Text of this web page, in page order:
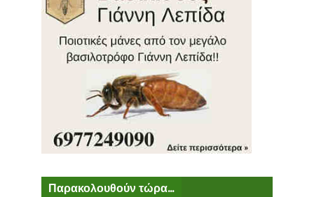
Παρακολουθούν τώρα...